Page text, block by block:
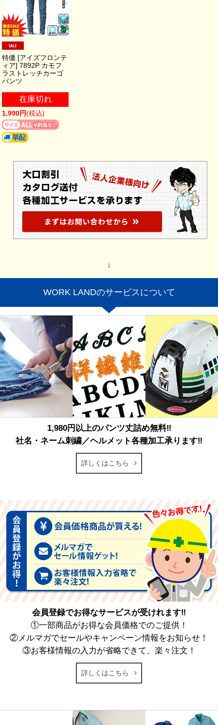
特価 [アイズフロンテ
ィア] 7892P カモフ
ラストレッチカーゴ
パンツ
在庫切れ
1,990円(税込)
1
WORK LANDのサービスについて
1,980円以上のパンツ丈詰め無料‼
社名・ネーム刺繍／ヘルメット各種加工承ります‼
詳しくはこちら
会員登録でお得なサービスが受けれます‼
①一部商品がお得な会員価格でのご提供！
②メルマガでセールやキャンペーン情報をお知らせ！
③お客様情報の入力が省略できて、楽々注文！
詳しくはこちら